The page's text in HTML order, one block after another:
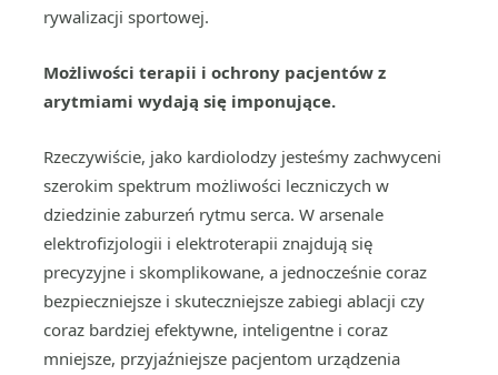
rywalizacji sportowej.
Możliwości terapii i ochrony pacjentów z
arytmiami wydają się imponujące.
Rzeczywiście, jako kardiolodzy jesteśmy zachwyceni
szerokim spektrum możliwości leczniczych w
dziedzinie zaburzeń rytmu serca. W arsenale
elektrofizjologii i elektroterapii znajdują się
precyzyjne i skomplikowane, a jednocześnie coraz
bezpieczniejsze i skuteczniejsze zabiegi ablacji czy
coraz bardziej efektywne, inteligentne i coraz
mniejsze, przyjaźniejsze pacjentom urządzenia